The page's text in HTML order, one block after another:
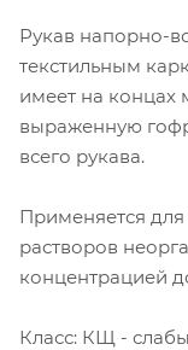
Рукав напорно-
текстильным
имеет на концах
выраженную
всего рукава.
Применяется
растворов
концентрацией
Класс: КЩ -